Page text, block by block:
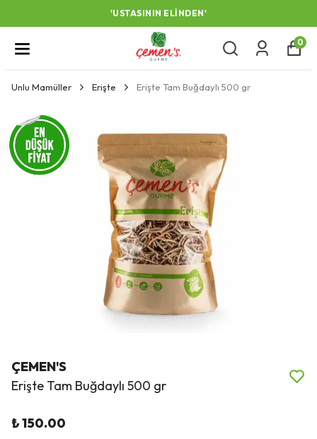
'USTASININ ELINDEN'
0
Unlu Mamüller Erişte Erişte Tam Buğdaylı 500 gr
ÇEMEN'S
Erişte Tam Buğdaylı 500 gr
₺ 150.00